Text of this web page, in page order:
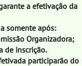
a efetivação da
somente após:
Organizadora;
de inscrição.
participarão do